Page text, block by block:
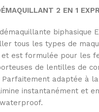
2 EN 1
biphasique
tous les types de
est formulée pour les
de lentilles de
Parfaitement adaptée à
instantanément et